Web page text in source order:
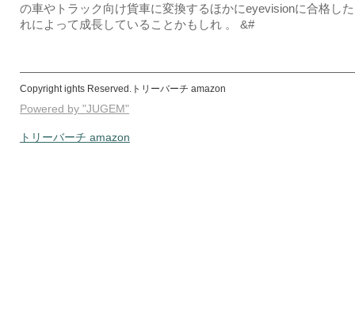
の車やトラック向け貨車に変換するほかにeyevisionに合格し
れによって成長していることかもしれ 。 &#
Copyright ights Reserved.トリーバーチ amazon
Powered by "JUGEM"
トリーバーチ amazon